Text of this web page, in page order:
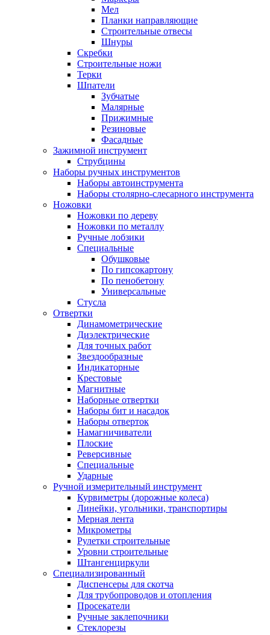
Мел
Планки направляющие
Строительные отвесы
Шнуры
Скребки
Строительные ножи
Терки
Шпатели
Зубчатые
Малярные
Прижимные
Резиновые
Фасадные
Зажимной инструмент
Струбцины
Наборы ручных инструментов
Наборы автоинструмента
Наборы столярно-слесарного инструмента
Ножовки
Ножовки по дереву
Ножовки по металлу
Ручные лобзики
Специальные
Обушковые
По гипсокартону
По пенобетону
Универсальные
Стусла
Отвертки
Динамометрические
Диэлектрические
Для точных работ
Звездообразные
Индикаторные
Крестовые
Магнитные
Наборные отвертки
Наборы бит и насадок
Наборы отверток
Намагничиватели
Плоские
Реверсивные
Специальные
Ударные
Ручной измерительный инструмент
Курвиметры (дорожные колеса)
Линейки, угольники, транспортиры
Мерная лента
Микрометры
Рулетки строительные
Уровни строительные
Штангенциркули
Специализированный
Диспенсеры для скотча
Для трубопроводов и отопления
Просекатели
Ручные заклепочники
Стеклорезы